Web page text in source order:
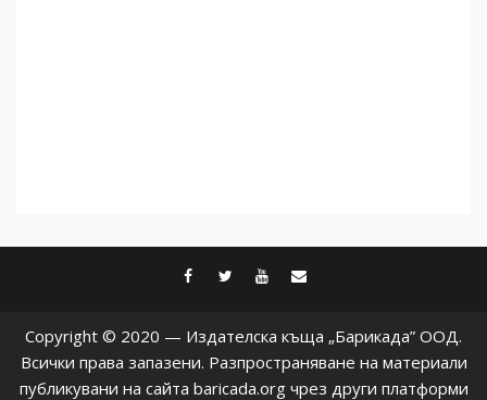
facebook
twitter
youtube
Copyright © 2020 — Издателска къща „Барикада” ООД.
Всички права запазени. Разпространяване на материали
публикувани на сайта baricada.org чрез други платформи